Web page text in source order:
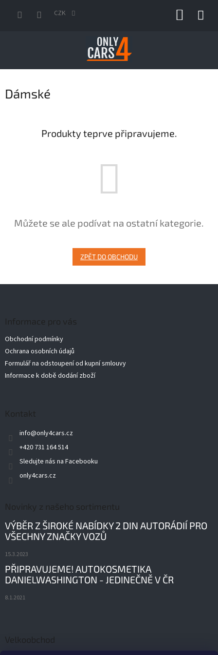
CZK
Dámské
Produkty teprve připravujeme.
Můžete se ale podívat na ostatní kategorie.
ZPĚT DO OBCHODU
Informace pro vás
Obchodní podmínky
Ochrana osobních údajů
Formulář na odstoupení od kupní smlouvy
Informace k době dodání zboží
Kontakt
info@only4cars.cz
+420 731 164 514
Sledujte nás na Facebooku
only4cars.cz
Novinky z našeho sortimentu
VÝBĚR Z ŠIROKÉ NABÍDKY 2 DIN AUTORÁDIÍ PRO
VŠECHNY ZNAČKY VOZŮ
15.3.2023
PŘIPRAVUJEME! AUTOKOSMETIKA
DANIELWASHINGTON - JEDINEČNĚ V ČR
8.1.2021
Velkoobchod